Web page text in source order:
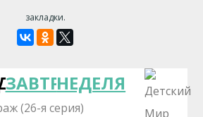
закладки.
ЗАВТРАНЕДЕЛЯ
(26-я серия)